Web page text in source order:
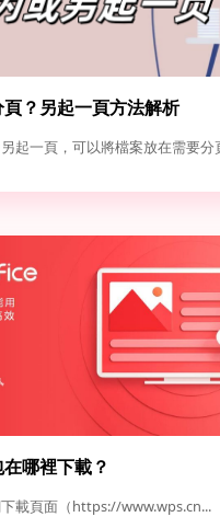
頁？另起一頁方法解析
哪裡下載？
載頁面（https://www.wps.cn...